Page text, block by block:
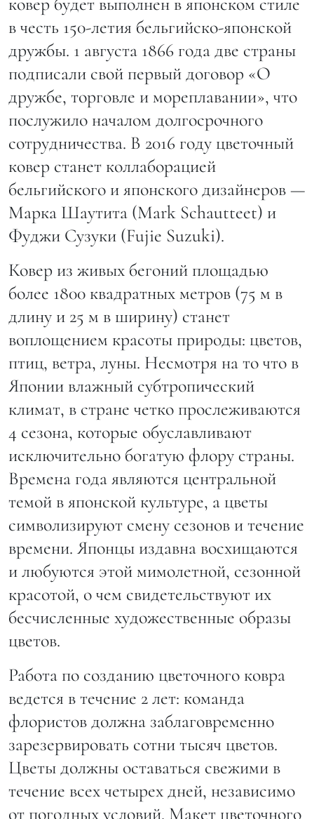
в честь 150-летия бельгийско-японской
дружбы. 1 августа 1866 года две страны
подписали свой первый договор «О
дружбе, торговле и мореплавании», что
послужило началом долгосрочного
сотрудничества. В 2016 году цветочный
ковер станет коллаборацией
бельгийского и японского дизайнеров —
Марка Шаутита (Mark Schautteet) и
Фуджи Сузуки (Fujie Suzuki).
Ковер из живых бегоний площадью
более 1800 квадратных метров (75 м в
длину и 25 м в ширину) станет
воплощением красоты природы: цветов,
птиц, ветра, луны. Несмотря на то что в
Японии влажный субтропический
климат, в стране четко прослеживаются
4 сезона, которые обуславливают
исключительно богатую флору страны.
Времена года являются центральной
темой в японской культуре, а цветы
символизируют смену сезонов и течение
времени. Японцы издавна восхищаются
и любуются этой мимолетной, сезонной
красотой, о чем свидетельствуют их
бесчисленные художественные образы
цветов.
Работа по созданию цветочного ковра
ведется в течение 2 лет: команда
флористов должна заблаговременно
зарезервировать сотни тысяч цветов.
Цветы должны оставаться свежими в
течение всех четырех дней, независимо
от погодных условий. Макет цветочного